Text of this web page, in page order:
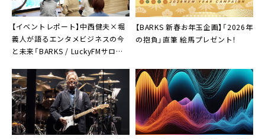
【イベントレポート】中西健夫×堀
義人が語るエンタメビジネスの今
と未来「BARKS / LuckyFMサロン」
【BARKS 新春お年玉企画】「2026年
の抱負」直筆 絵馬プレゼント！